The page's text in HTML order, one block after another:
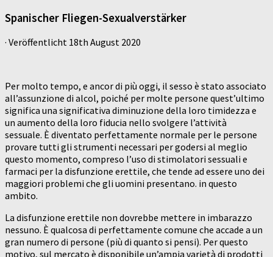
Spanischer Fliegen-Sexualverstärker
· Veröffentlicht 18th August 2020
Per molto tempo, e ancor di più oggi, il sesso è stato associato
all’assunzione di alcol, poiché per molte persone quest’ultimo
significa una significativa diminuzione della loro timidezza e
un aumento della loro fiducia nello svolgere l’attività
sessuale. È diventato perfettamente normale per le persone
provare tutti gli strumenti necessari per godersi al meglio
questo momento, compreso l’uso di stimolatori sessuali e
farmaci per la disfunzione erettile, che tende ad essere uno dei
maggiori problemi che gli uomini presentano. in questo
ambito.
La disfunzione erettile non dovrebbe mettere in imbarazzo
nessuno. È qualcosa di perfettamente comune che accade a un
gran numero di persone (più di quanto si pensi). Per questo
motivo, sul mercato è disponibile un’ampia varietà di prodotti